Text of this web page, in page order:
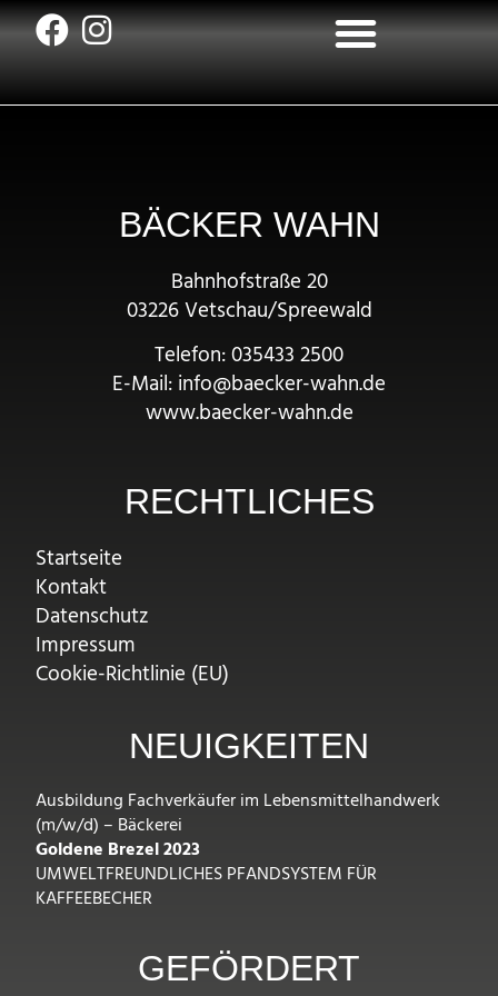
BÄCKER WAHN
Bahnhofstraße 20
03226 Vetschau/Spreewald
Telefon: 035433 2500
E-Mail: info@baecker-wahn.de
www.baecker-wahn.de
RECHTLICHES
Startseite
Kontakt
Datenschutz
Impressum
Cookie-Richtlinie (EU)
NEUIGKEITEN
Ausbildung Fachverkäufer im Lebensmittelhandwerk
(m/w/d) – Bäckerei
Goldene Brezel 2023
UMWELTFREUNDLICHES PFANDSYSTEM FÜR
KAFFEEBECHER
GEFÖRDERT